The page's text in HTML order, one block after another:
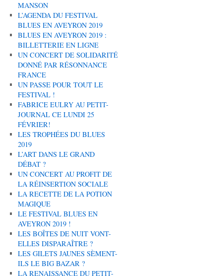
MANSON
L’AGENDA DU FESTIVAL
BLUES EN AVEYRON 2019
BLUES EN AVEYRON 2019 :
BILLETTERIE EN LIGNE
UN CONCERT DE SOLIDARITÉ
DONNÉ PAR RÉSONNANCE
FRANCE
UN PASSE POUR TOUT LE
FESTIVAL !
FABRICE EULRY AU PETIT-
JOURNAL CE LUNDI 25
FÉVRIER!
LES TROPHÉES DU BLUES
2019
L’ART DANS LE GRAND
DÉBAT ?
UN CONCERT AU PROFIT DE
LA RÉINSERTION SOCIALE
LA RECETTE DE LA POTION
MAGIQUE
LE FESTIVAL BLUES EN
AVEYRON 2019 !
LES BOÎTES DE NUIT VONT-
ELLES DISPARAÎTRE ?
LES GILETS JAUNES SÈMENT-
ILS LE BIG BAZAR ?
LA RENAISSANCE DU PETIT-